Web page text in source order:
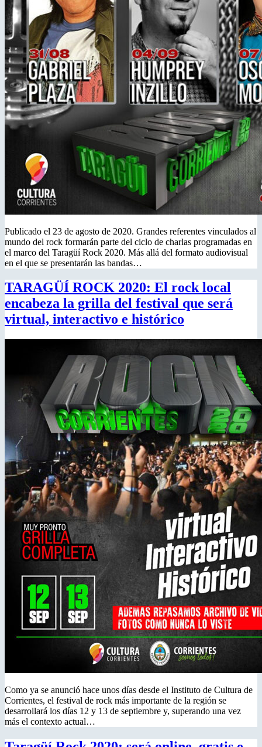
Publicado el 23 de agosto de 2020. Grandes referentes vinculados al
mundo del rock formarán parte del ciclo de charlas programadas en
el marco del Taragüí Rock 2020. Más allá del formato audiovisual
en el que se presentarán las bandas…
TARAGÜÍ ROCK 2020: El rock local
encabeza la grilla del festival que será
virtual, interactivo e histórico
Como ya se anunció hace unos días desde el Instituto de Cultura de
Corrientes, el festival de rock más importante de la región se
desarrollará los días 12 y 13 de septiembre y, superando una vez
más el contexto actual…